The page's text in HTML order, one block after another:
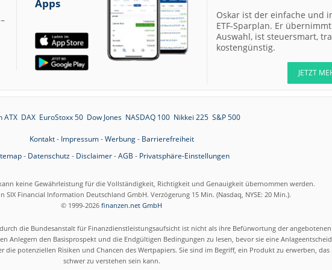
12:40
Allianz Hold
12:40
Merck Market-
Perform
Allianz Sector
12:37
Kontron Kaufen
12:29
Airbus Hold
Apps
Oskar ist der einfache und
ETF-Sparplan. Er übernimmt
Auswahl, ist steuersmart,
kostengünstig.
JETZT
ATX DAX EuroStoxx 50 Dow Jones NASDAQ 100 Nikkei 225 S&P 500
Kontakt- Impressum-Werbung- Barrierefreiheit
- Datenschutz- Disclaimer-AGB - Privatsphäre-Einstellungen
keine Gewährleistung für die Vollständigkeit, Richtigkeit und Genauigkeit übernommen werden.
SIX Financial Information Deutschland GmbH. Verzögerung 15 Min. (Nasdaq, NYSE: 20 Min.).
© 1999-2026 finanzen.net GmbH
die Bundesanstalt für Finanzdienstleistungsaufsicht ist nicht als ihre Befürwortung der
Anlegern den Basisprospekt und die Endgültigen Bedingungen zu lesen, bevor sie eine
potenziellen Risiken und Chancen des Wertpapiers. Sie sind im Begriff, ein Produkt zu erwerben,
schwer zu verstehen sein kann.